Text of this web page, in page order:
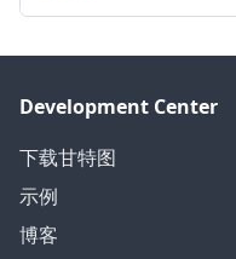
Development Center
下载甘特图
示例
博客